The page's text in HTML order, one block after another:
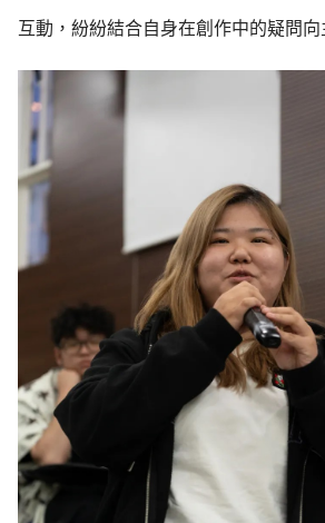
互動，紛紛結合自身在創作中的疑問向